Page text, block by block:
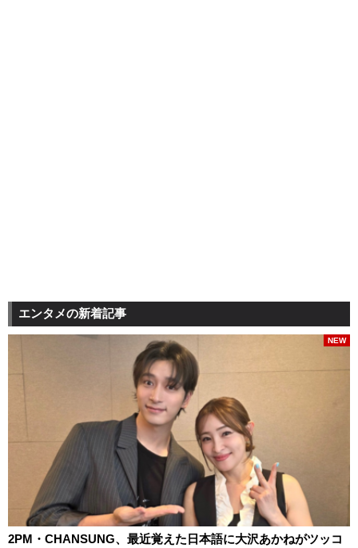
エンタメの新着記事
2PM・CHANSUNG、最近覚えた日本語に大沢あかねがツッコ
NEW